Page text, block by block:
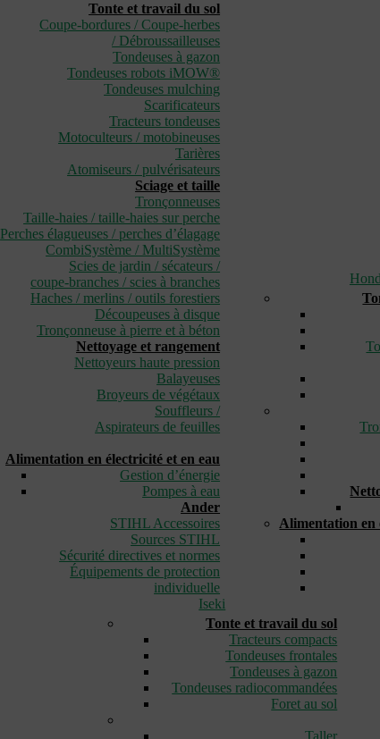
Tonte et travail du sol
Coupe-bordures / Coupe-herbes
/ Débroussailleuses
Tondeuses à gazon
Tondeuses robots iMOW®
Tondeuses mulching
Scarificateurs
Tracteurs tondeuses
Motoculteurs / motobineuses
Tarières
Atomiseurs / pulvérisateurs
Sciage et taille
Tronçonneuses
Taille-haies / taille-haies sur perche
Perches élagueuses / perches d’élagage
CombiSystème / MultiSystème
Scies de jardin / sécateurs /
coupe-branches / scies à branches
Haches / merlins / outils forestiers
Découpeuses à disque
Tronçonneuse à pierre et à béton
Nettoyage et rangement
Nettoyeurs haute pression
Balayeuses
Broyeurs de végétaux
Souffleurs /
Aspirateurs de feuilles
Alimentation en électricité et en eau
Gestion d’énergie
Pompes à eau
Ander
STIHL Accessoires
Sources STIHL
Sécurité directives et normes
Équipements de protection
individuelle
Alimentation en
Iseki
Tonte et travail du sol
Tracteurs compacts
Tondeuses frontales
Tondeuses à gazon
Tondeuses radiocommandées
Foret au sol
Taller